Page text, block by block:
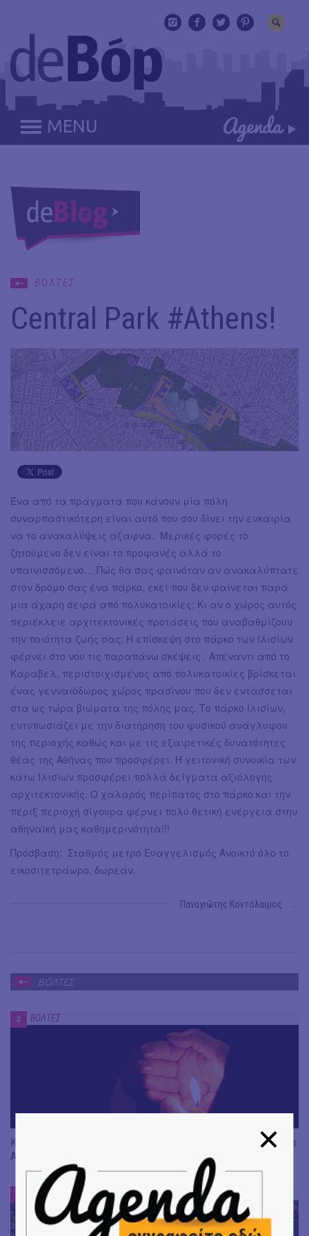
MENU
ΒΟΛΤΕΣ
Central Park #Athens!
Ένα από τα πράγματα που κάνουν μία πόλη
συναρπαστικότερη είναι αυτό που σου δίνει την ευκαιρία
να το ανακαλύψεις άξαφνα. Μερικές φορές το
ζητούμενο δεν είναι το προφανές αλλά το
υπαινισσόμενο… Πώς θα σας φαινόταν αν ανακαλύπτατε
στον δρόμο σας ένα πάρκο, εκεί που δεν φαίνεται παρά
μια άχαρη σειρά από πολυκατοικίες; Κι αν ο χώρος αυτός
περιέκλειε αρχιτεκτονικές προτάσεις που αναβαθμίζουν
την ποιότητα ζωής σας; Η επίσκεψη στο πάρκο των Ιλισίων
φέρνει στο νου τις παραπάνω σκέψεις . Απέναντι από το
Κάραβελ, περιστοιχισμένος από πολυκατοικίες βρίσκεται
ένας γενναιόδωρος χώρος πρασίνου που δεν εντάσσεται
στα ως τώρα βιώματα της πόλης μας. Το πάρκο Ιλισίων,
εντυπωσιάζει με την διατήρηση του φυσικού ανάγλυφου
της περιοχής καθώς και με τις εξαιρετικές δυνατότητες
θέας της Αθήνας που προσφέρει. Η γειτονική συνοικία των
κάτω Ιλισίων προσφέρει πολλά δείγματα αξιόλογης
αρχιτεκτονικής. Ο χαλαρός περίπατος στο πάρκο και την
πέριξ περιοχή σίγουρα φέρνει πολύ θετική ενέργεια στην
αθηναϊκή μας καθημερινότητα!!!
Πρόσβαση: Σταθμός μετρό Ευαγγελισμός Ανοικτό όλο το
εικοσιτετράωρο, δωρεάν.
Παναγιώτης Κοντόλαιμος
ΒΟΛΤΕΣ
# ΒΟΛΤΕΣ
Κατανυκτικό Πάσχα στην Αθήνα | Προτάσεις για Επιτάφιο και
Ανάσταση στην πόλη
ΒΟΛΤΕΣ